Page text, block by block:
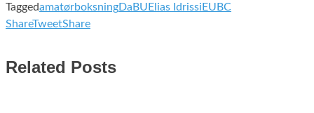
TaggedamatørboksningDaBU Elias Idrissi EUBC
ShareTweetShare
Related Posts